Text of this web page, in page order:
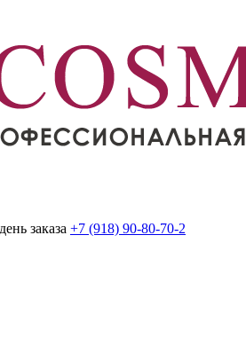
заказа +7 (918) 90-80-70-2